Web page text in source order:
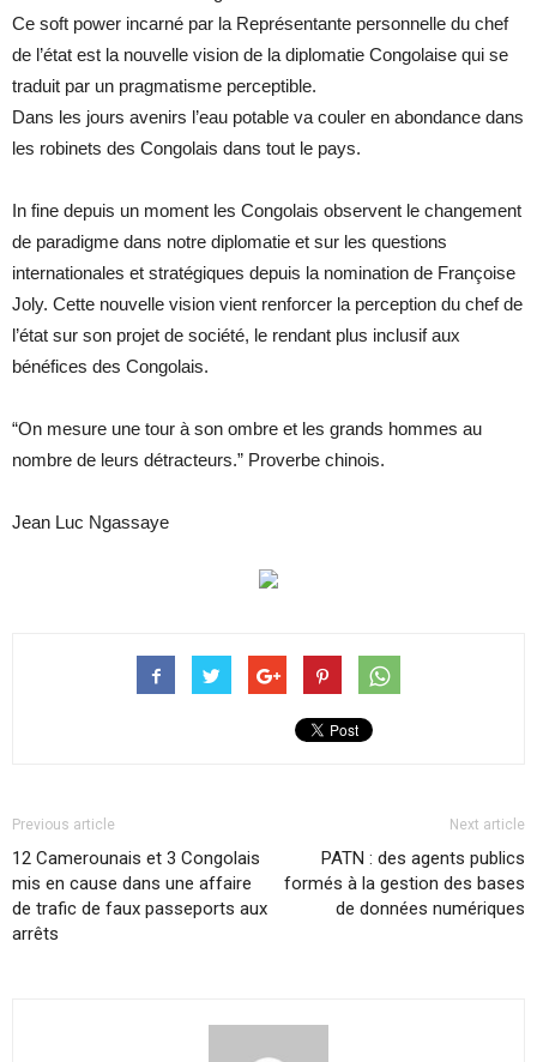
Ce soft power incarné par la Représentante personnelle du chef
de l’état est la nouvelle vision de la diplomatie Congolaise qui se
traduit par un pragmatisme perceptible.
Dans les jours avenirs l’eau potable va couler en abondance dans
les robinets des Congolais dans tout le pays.
In fine depuis un moment les Congolais observent le changement
de paradigme dans notre diplomatie et sur les questions
internationales et stratégiques depuis la nomination de Françoise
Joly. Cette nouvelle vision vient renforcer la perception du chef de
l’état sur son projet de société, le rendant plus inclusif aux
bénéfices des Congolais.
“On mesure une tour à son ombre et les grands hommes au
nombre de leurs détracteurs.” Proverbe chinois.
Jean Luc Ngassaye
Previous article
12 Camerounais et 3 Congolais
mis en cause dans une affaire
de trafic de faux passeports aux
arrêts
Next article
PATN : des agents publics
formés à la gestion des bases
de données numériques